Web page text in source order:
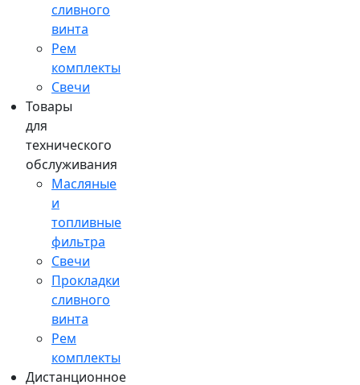
сливного
винта
Рем
комплекты
Свечи
Товары
для
технического
обслуживания
Масляные
и
топливные
фильтра
Свечи
Прокладки
сливного
винта
Рем
комплекты
Дистанционное